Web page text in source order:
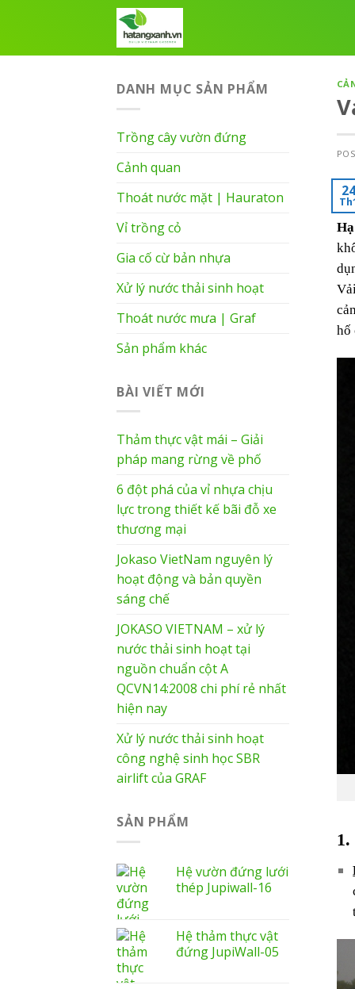
DANH MỤC SẢN PHẨM
Trồng cây vườn đứng
Cảnh quan
Thoát nước mặt | Hauraton
Vỉ trồng cỏ
Gia cố cừ bản nhựa
Xử lý nước thải sinh hoạt
Thoát nước mưa | Graf
Sản phẩm khác
BÀI VIẾT MỚI
Thảm thực vật mái – Giải
pháp mang rừng về phố
6 đột phá của vỉ nhựa chịu
lực trong thiết kế bãi đỗ xe
thương mại
Jokaso VietNam nguyên lý
hoạt động và bản quyền
sáng chế
JOKASO VIETNAM – xử lý
nước thải sinh hoạt tại
nguồn chuẩn cột A
QCVN14:2008 chi phí rẻ nhất
hiện nay
Xử lý nước thải sinh hoạt
công nghệ sinh học SBR
airlift của GRAF
SẢN PHẨM
Hệ vườn đứng lưới
thép Jupiwall-16
Hệ thảm thực vật
đứng JupiWall-05
hố